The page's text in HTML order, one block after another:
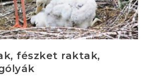
fészket raktak,